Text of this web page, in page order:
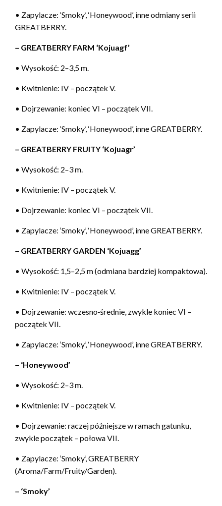
• Zapylacze: ‘Smoky’, ‘Honeywood’, inne odmiany serii
GREATBERRY.
– GREATBERRY FARM ‘Kojuagf’
• Wysokość: 2–3,5 m.
• Kwitnienie: IV – początek V.
• Dojrzewanie: koniec VI – początek VII.
• Zapylacze: ‘Smoky’, ‘Honeywood’, inne GREATBERRY.
– GREATBERRY FRUITY ‘Kojuagr’
• Wysokość: 2–3 m.
• Kwitnienie: IV – początek V.
• Dojrzewanie: koniec VI – początek VII.
• Zapylacze: ‘Smoky’, ‘Honeywood’, inne GREATBERRY.
– GREATBERRY GARDEN ‘Kojuagg’
• Wysokość: 1,5–2,5 m (odmiana bardziej kompaktowa).
• Kwitnienie: IV – początek V.
• Dojrzewanie: wczesno‑średnie, zwykle koniec VI –
początek VII.
• Zapylacze: ‘Smoky’, ‘Honeywood’, inne GREATBERRY.
– ‘Honeywood’
• Wysokość: 2–3 m.
• Kwitnienie: IV – początek V.
• Dojrzewanie: raczej późniejsze w ramach gatunku,
zwykle początek – połowa VII.
• Zapylacze: ‘Smoky’, GREATBERRY
(Aroma/Farm/Fruity/Garden).
– ‘Smoky’